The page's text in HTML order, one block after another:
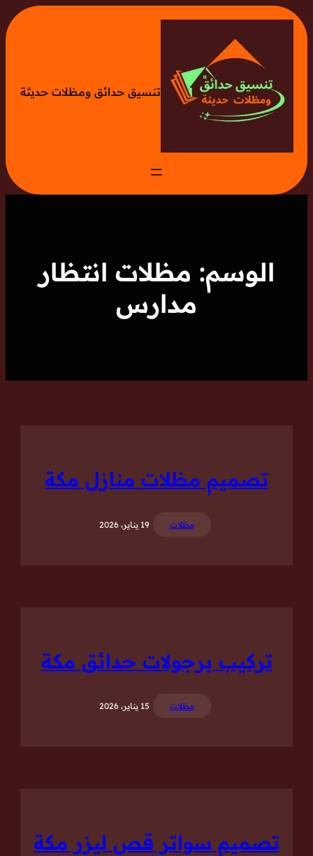
تخطى
إلى
تنسيق حدائق ومظلات حديثة
الوسم: مظلات انتظار
مدارس
تصميم مظلات منازل مكة
مظلات 19 يناير، 2026
تركيب برجولات حدائق مكة
مظلات 15 يناير، 2026
تصميم سواتر قص ليزر مكة